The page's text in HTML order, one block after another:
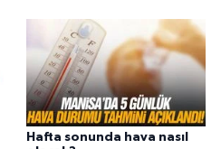
Hafta sonunda hava nasıl